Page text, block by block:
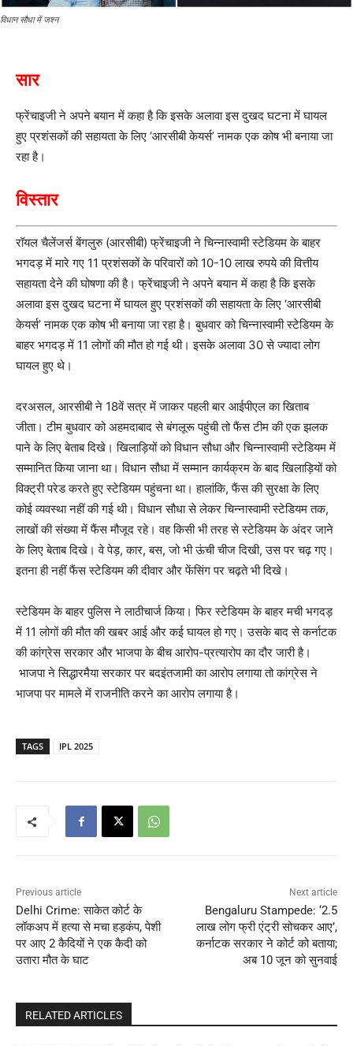
विधान सौधा में जश्न
सार
फ्रेंचाइजी ने अपने बयान में कहा है कि इसके अलावा इस दुखद घटना में घायल
हुए प्रशंसकों की सहायता के लिए ‘आरसीबी केयर्स’ नामक एक कोष भी बनाया जा
रहा है।
विस्तार
रॉयल चैलेंजर्स बेंगलुरु (आरसीबी) फ्रेंचाइजी ने चिन्नास्वामी स्टेडियम के बाहर
भगदड़ में मारे गए 11 प्रशंसकों के परिवारों को 10-10 लाख रुपये की वित्तीय
सहायता देने की घोषणा की है। फ्रेंचाइजी ने अपने बयान में कहा है कि इसके
अलावा इस दुखद घटना में घायल हुए प्रशंसकों की सहायता के लिए ‘आरसीबी
केयर्स’ नामक एक कोष भी बनाया जा रहा है। बुधवार को चिन्नास्वामी स्टेडियम के
बाहर भगदड़ में 11 लोगों की मौत हो गई थी। इसके अलावा 30 से ज्यादा लोग
घायल हुए थे।
दरअसल, आरसीबी ने 18वें सत्र में जाकर पहली बार आईपीएल का खिताब
जीता। टीम बुधवार को अहमदाबाद से बंगलूरू पहुंची तो फैंस टीम की एक झलक
पाने के लिए बेताब दिखे। खिलाड़ियों को विधान सौधा और चिन्नास्वामी स्टेडियम में
सम्मानित किया जाना था। विधान सौधा में सम्मान कार्यक्रम के बाद खिलाड़ियों को
विक्ट्री परेड करते हुए स्टेडियम पहुंचना था। हालांकि, फैंस की सुरक्षा के लिए
कोई व्यवस्था नहीं की गई थी। विधान सौधा से लेकर चिन्नास्वामी स्टेडियम तक,
लाखों की संख्या में फैंस मौजूद रहे। वह किसी भी तरह से स्टेडियम के अंदर जाने
के लिए बेताब दिखे। वे पेड़, कार, बस, जो भी ऊंची चीज दिखी, उस पर चढ़ गए।
इतना ही नहीं फैंस स्टेडियम की दीवार और फेंसिंग पर चढ़ते भी दिखे।
स्टेडियम के बाहर पुलिस ने लाठीचार्ज किया। फिर स्टेडियम के बाहर मची भगदड़
में 11 लोगों की मौत की खबर आई और कई घायल हो गए। उसके बाद से कर्नाटक
की कांग्रेस सरकार और भाजपा के बीच आरोप-प्रत्यारोप का दौर जारी है।
भाजपा ने सिद्धारमैया सरकार पर बदइंतजामी का आरोप लगाया तो कांग्रेस ने
भाजपा पर मामले में राजनीति करने का आरोप लगाया है।
TAGS IPL 2025
Previous article
Delhi Crime: साकेत कोर्ट के
लॉकअप में हत्या से मचा हड़कंप, पेशी
पर आए 2 कैदियों ने एक कैदी को
उतारा मौत के घाट
Next article
Bengaluru Stampede: ‘2.5
लाख लोग फ्री एंट्री सोचकर आए’,
कर्नाटक सरकार ने कोर्ट को बताया;
अब 10 जून को सुनवाई
RELATED ARTICLES